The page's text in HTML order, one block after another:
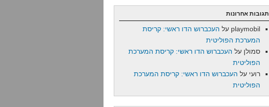
תגובות אחרונות
playmobil על העכברוש הדו ראשי: קריסת
המערכת הפוליטית
סמולן על העכברוש הדו ראשי: קריסת המערכת
הפוליטית
רועי על העכברוש הדו ראשי: קריסת המערכת
הפוליטית